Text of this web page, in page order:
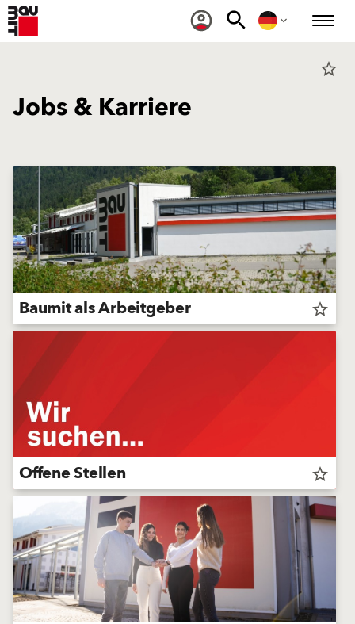
star_border
Jobs & Karriere
Baumit als Arbeitgeber star_border
Offene Stellen star_border